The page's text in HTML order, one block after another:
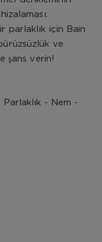
parlaklık için Bain
ve
şans verin!
Parlaklık - Nem -